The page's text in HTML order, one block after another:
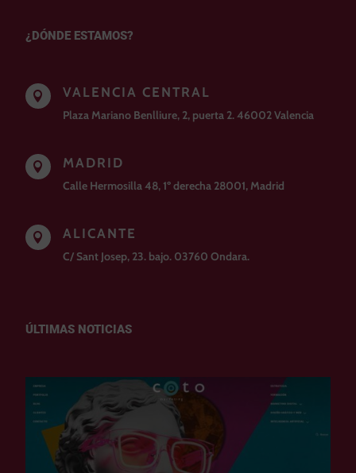
¿DÓNDE ESTAMOS?
 VALENCIA CENTRAL
Plaza Mariano Benlliure, 2, puerta 2. 46002 Valencia
 MADRID
Calle Hermosilla 48, 1º derecha 28001, Madrid
 ALICANTE
C/ Sant Josep, 23. bajo. 03760 Ondara.
ÚLTIMAS NOTICIAS